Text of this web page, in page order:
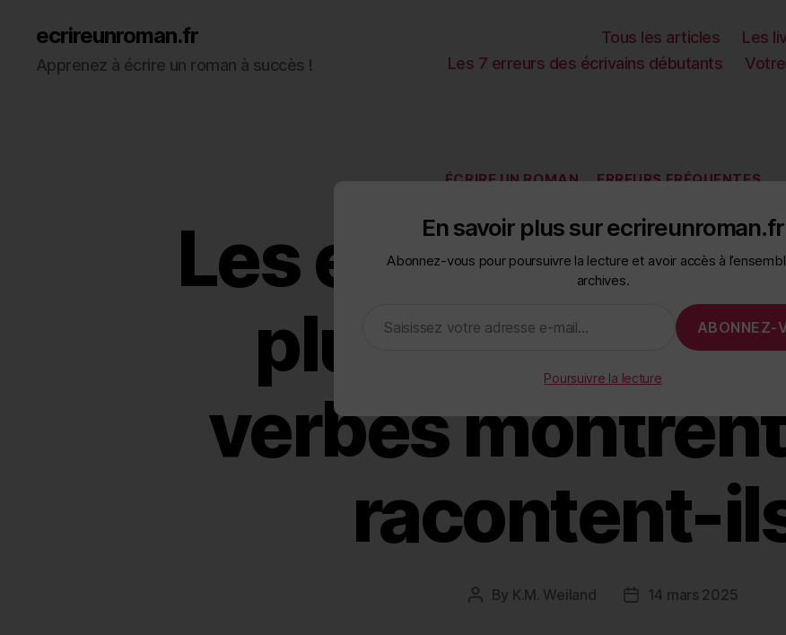
ecrireunroman.fr
Apprenez à écrire un roman à succès !
Tous les articles
Les
Les 7 erreurs des écrivains débutants
Categories
ÉCRIRE UN ROMAN ERREURS FRÉQUENTES
Les erreurs
plus courantes
verbes
racontent-
Post
By K.M. Weiland
Post14 mars 2025
En savoir plus sur ecrireunroman.fr
Abonnez-vous pour poursuivre la lecture et avoir accès à
archives.
ABONNEZ-
Poursuivre la lecture